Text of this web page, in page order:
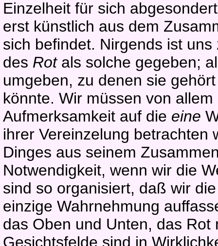
Einzelheit für sich
erst künstlich aus dem
sich befindet. Nirgends ist
des Rot als solche gegeben;
umgeben, zu denen sie
könnte. Wir müssen von
Aufmerksamkeit auf die eine
ihrer Vereinzelung betrachten
Dinges aus seinem
Notwendigkeit, wenn wir die
sind so organisiert, daß wir
einzige Wahrnehmung
das Oben und Unten, das
Gesichtsfelde sind in